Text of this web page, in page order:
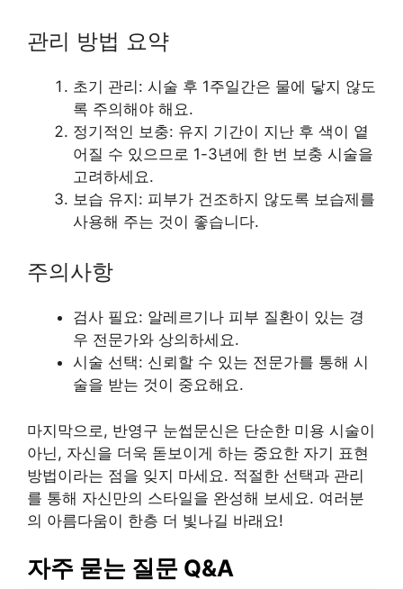
관리 방법 요약
초기 관리: 시술 후 1주일간은 물에 닿지 않도
록 주의해야 해요.
정기적인 보충: 유지 기간이 지난 후 색이 옅
어질 수 있으므로 1-3년에 한 번 보충 시술을
고려하세요.
보습 유지: 피부가 건조하지 않도록 보습제를
사용해 주는 것이 좋습니다.
주의사항
검사 필요: 알레르기나 피부 질환이 있는 경
우 전문가와 상의하세요.
시술 선택: 신뢰할 수 있는 전문가를 통해 시
술을 받는 것이 중요해요.
마지막으로, 반영구 눈썹문신은 단순한 미용 시술이
아닌, 자신을 더욱 돋보이게 하는 중요한 자기 표현
방법이라는 점을 잊지 마세요. 적절한 선택과 관리
를 통해 자신만의 스타일을 완성해 보세요. 여러분
의 아름다움이 한층 더 빛나길 바래요!
자주 묻는 질문 Q&A